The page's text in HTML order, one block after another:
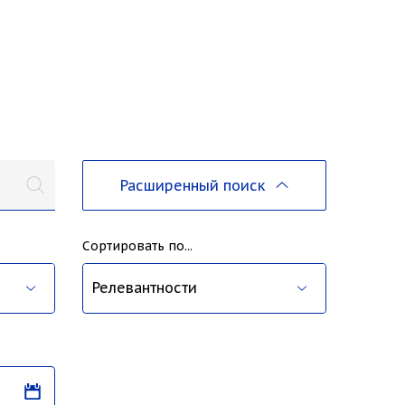
Расширенный поиск
Сортировать по...
Релевантности
Дате публикации